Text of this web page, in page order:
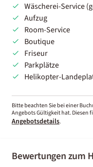
Wäscherei-Service
Aufzug
Room-Service
Boutique
Friseur
Parkplätze
Helikopter-
Bitte beachten Sie bei einer
Angebots Gültigkeit hat. Diesen
Angebotsdetails.
Bewertungen zum